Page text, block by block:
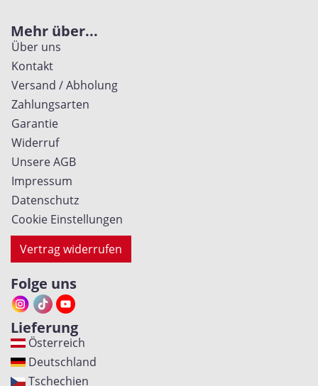
Mehr über...
Über uns
Kontakt
Versand / Abholung
Zahlungsarten
Garantie
Widerruf
Unsere AGB
Impressum
Datenschutz
Cookie Einstellungen
Vertrag widerrufen
Folge uns
Lieferung
Österreich
Deutschland
Tschechien